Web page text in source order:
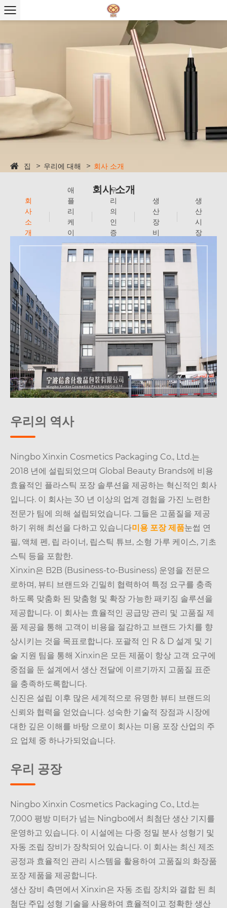
집 우리에 대해 회사 소개
회사 소개
회
사
소
개
애
플
리
케
이
션
우
리
의
인
증
서
생
산
장
비
생
산
시
장
우리의 역사
Ningbo Xinxin Cosmetics Packaging Co., Ltd.는
2018 년에 설립되었으며 Global Beauty Brands에 비용
효율적인 플라스틱 포장 솔루션을 제공하는 혁신적인 회사
입니다. 이 회사는 30 년 이상의 업계 경험을 가진 노련한
전문가 팀에 의해 설립되었습니다. 그들은 고품질을 제공
하기 위해 최선을 다하고 있습니다미용 포장 제품눈썹 연
필, 액체 펜, 립 라이너, 립스틱 튜브, 소형 가루 케이스, 기초
스틱 등을 포함한.
Xinxin은 B2B (Business-to-Business) 운영을 전문으
로하며, 뷰티 브랜드와 긴밀히 협력하여 특정 요구를 충족
하도록 맞춤화 된 맞춤형 및 확장 가능한 패키징 솔루션을
제공합니다. 이 회사는 효율적인 공급망 관리 및 고품질 제
품 제공을 통해 고객이 비용을 절감하고 브랜드 가치를 향
상시키는 것을 목표로합니다. 포괄적 인 R & D 설계 및 기
술 지원 팀을 통해 Xinxin은 모든 제품이 항상 고객 요구에
중점을 둔 설계에서 생산 전달에 이르기까지 고품질 표준
을 충족하도록합니다.
신진은 설립 이후 많은 세계적으로 유명한 뷰티 브랜드의
신뢰와 협력을 얻었습니다. 성숙한 기술적 장점과 시장에
대한 깊은 이해를 바탕 으로이 회사는 미용 포장 산업의 주
요 업체 중 하나가되었습니다.
우리 공장
Ningbo Xinxin Cosmetics Packaging Co., Ltd.는
7,000 평방 미터가 넘는 Ningbo에서 최첨단 생산 기지를
운영하고 있습니다. 이 시설에는 다중 정밀 분사 성형기 및
자동 조립 장비가 장착되어 있습니다. 이 회사는 최신 제조
공정과 효율적인 관리 시스템을 활용하여 고품질의 화장품
포장 제품을 제공합니다.
생산 장비 측면에서 Xinxin은 자동 조립 장치와 결합 된 최
첨단 주입 성형 기술을 사용하여 효율적이고 정확한 생산